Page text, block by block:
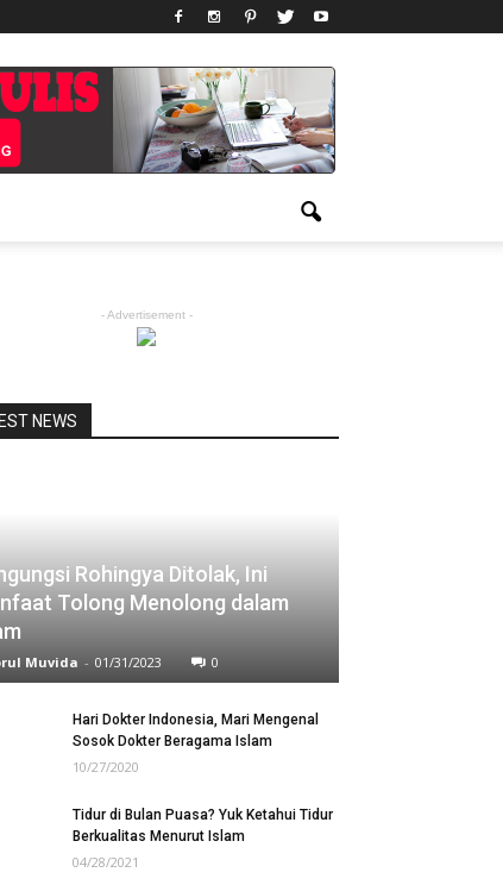
- Advertisement -
NEWS
Rohingya Ditolak, Ini
Tolong Menolong dalam
Muvida - 01/31/2023 0
Hari Dokter Indonesia, Mari Mengenal
Sosok Dokter Beragama Islam
10/27/2020
Tidur di Bulan Puasa? Yuk Ketahui Tidur
Berkualitas Menurut Islam
04/28/2021